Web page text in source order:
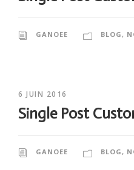
GANOEE BLOG,
6 JUIN 2016
Single Post
GANOEE BLOG,